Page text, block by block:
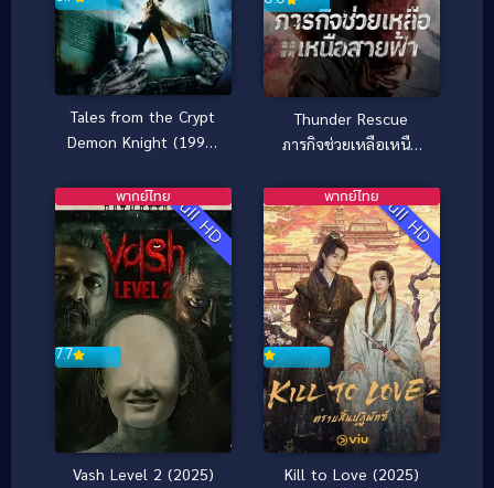
Tales from the Crypt
Demon Knight (1995)
Thunder Rescue
ภารกิจช่วยเหลือเหนือ
Full HD
7.7
พากย์ไทย
Vash Level 2 (2025)
Full HD
พากย์ไทย
Kill to Love (2025)